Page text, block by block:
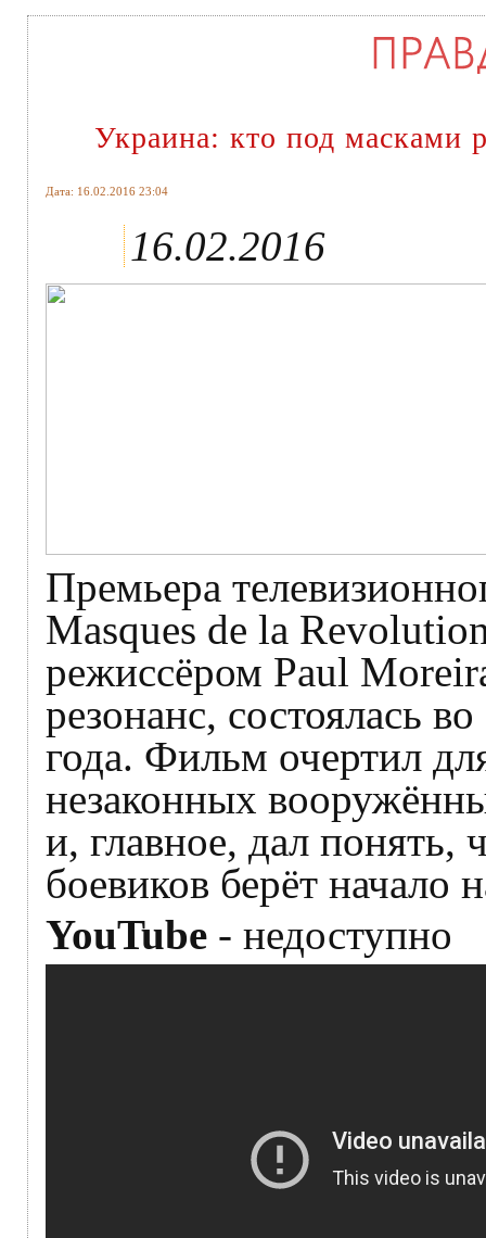
Украина: кто под масками
Дата: 16.02.2016 23:04
16.02.2016
Премьера
Masques de la
режиссёром Paul
резонанс, состоялась
года. Фильм очертил
незаконных
и, главное, дал понять,
боевиков берёт начало
YouTube - недоступно